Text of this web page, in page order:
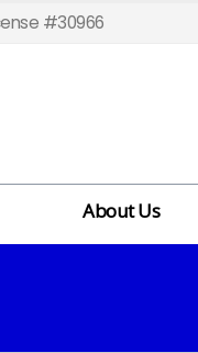
#30966
About Us